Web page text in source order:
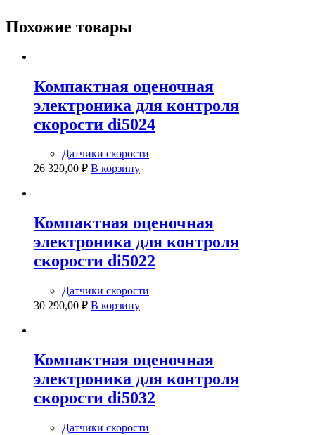
Похожие товары
Компактная оценочная
электроника для контроля
скорости di5024
Датчики скорости
26 320,00 ₽ В корзину
Компактная оценочная
электроника для контроля
скорости di5022
Датчики скорости
30 290,00 ₽ В корзину
Компактная оценочная
электроника для контроля
скорости di5032
Датчики скорости